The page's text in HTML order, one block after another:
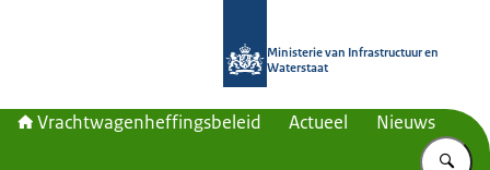
Ministerie van Infrastructuur en
Waterstaat
Vrachtwagenheffingsbeleid Actueel Nieuws